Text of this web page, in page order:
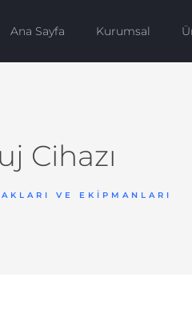
Ana Sayfa Kurumsal
Cihazı
VE EKIPMANLARI